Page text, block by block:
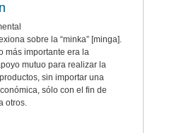
sobre la “minka” [minga].
más importante era la
mutuo para realizar la
sin importar una
sólo con el fin de
otros.